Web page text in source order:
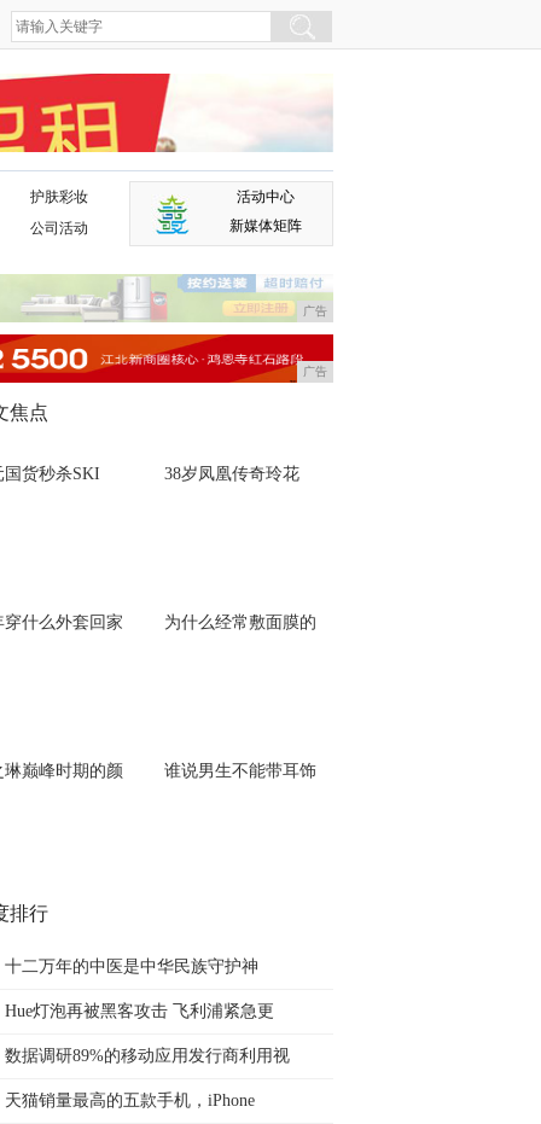
护肤彩妆
公司活动
活动中心
新媒体矩阵
广告
广告
焦点
国货秒杀SKI 38岁凤凰传奇玲花
穿什么外套回家 为什么经常敷面膜的
琳巅峰时期的颜 谁说男生不能带耳饰
排行
十二万年的中医是中华民族守护神
Hue灯泡再被黑客攻击 飞利浦紧急更
数据调研89%的移动应用发行商利用视
天猫销量最高的五款手机，iPhone